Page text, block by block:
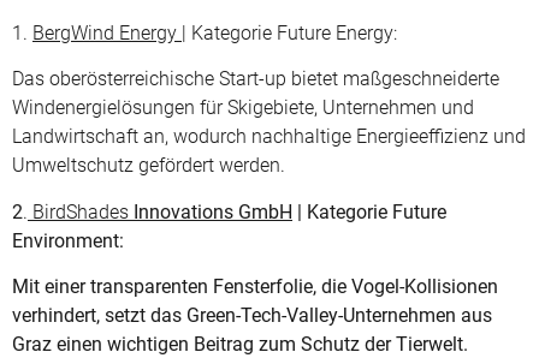
1. BergWind Energy | Kategorie Future Energy:
Das oberösterreichische Start-up bietet maßgeschneiderte
Windenergielösungen für Skigebiete, Unternehmen und
Landwirtschaft an, wodurch nachhaltige Energieeffizienz und
Umweltschutz gefördert werden.
2. BirdShades Innovations GmbH | Kategorie Future
Environment:
Mit einer transparenten Fensterfolie, die Vogel-Kollisionen
verhindert, setzt das Green-Tech-Valley-Unternehmen aus
Graz einen wichtigen Beitrag zum Schutz der Tierwelt.